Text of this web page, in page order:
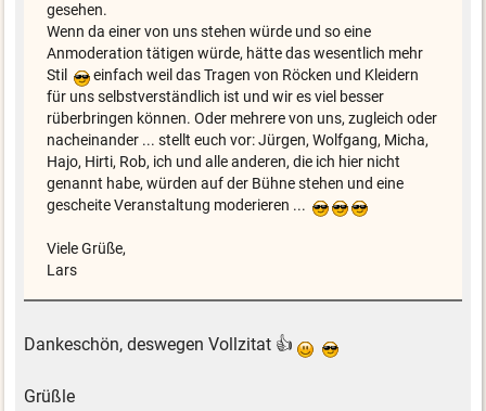
gesehen.
Wenn da einer von uns stehen würde und so eine
Anmoderation tätigen würde, hätte das wesentlich mehr
Stil
einfach weil das Tragen von Röcken und Kleidern
für uns selbstverständlich ist und wir es viel besser
rüberbringen können. Oder mehrere von uns, zugleich oder
nacheinander ... stellt euch vor: Jürgen, Wolfgang, Micha,
Hajo, Hirti, Rob, ich und alle anderen, die ich hier nicht
genannt habe, würden auf der Bühne stehen und eine
gescheite Veranstaltung moderieren ...
Viele Grüße,
Lars
Dankeschön, deswegen Vollzitat 👍
Grüßle